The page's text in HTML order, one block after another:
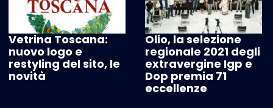
Vetrina Toscana:
nuovo logo e
restyling del sito, le
novità
Olio, la selezione
regionale 2021 degli
extravergine Igp e
Dop premia 71
eccellenze